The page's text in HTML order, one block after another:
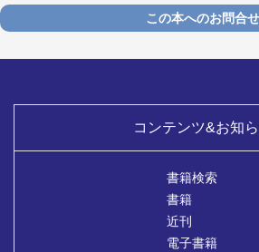
この本へのお問合せ
コンテンツ&お知
書籍検索
書籍
近刊
電子書籍